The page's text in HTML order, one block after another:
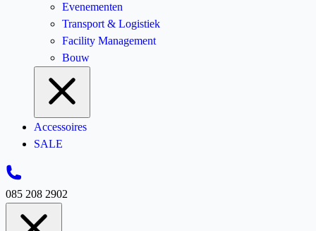
Evenementen
Transport & Logistiek
Facility Management
Bouw
Accessoires
SALE
085 208 2902